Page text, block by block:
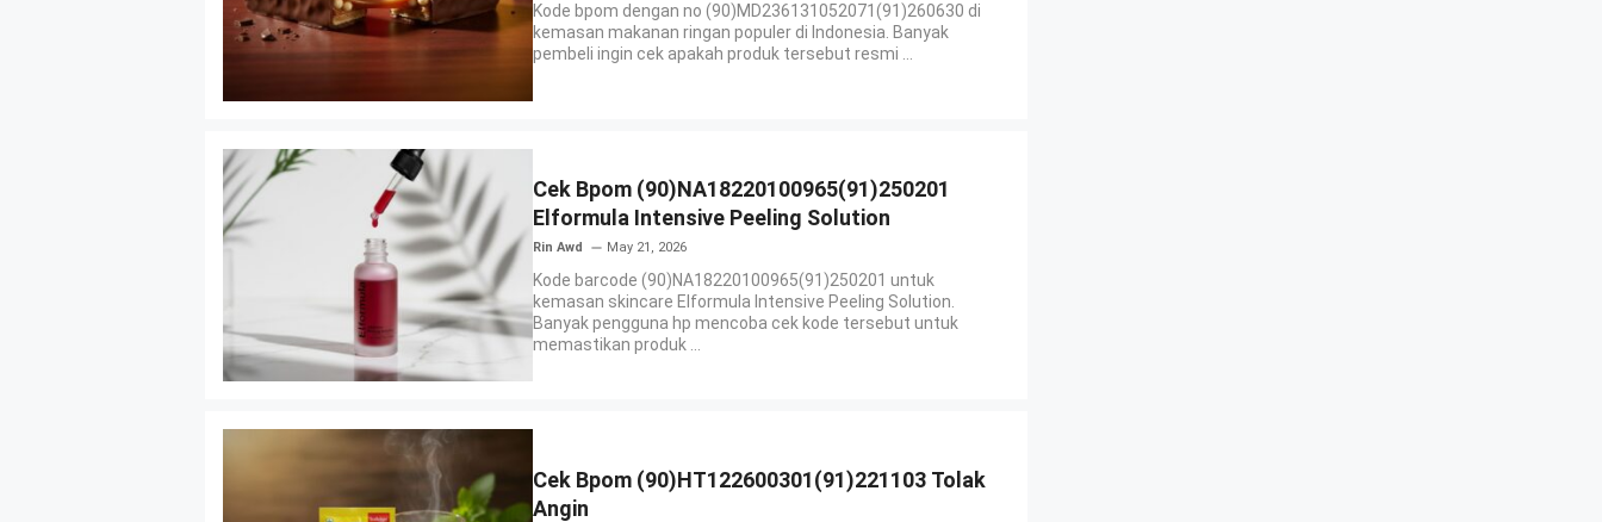
Kode bpom dengan no (90)MD236131052071(91)260630 di
kemasan makanan ringan populer di Indonesia. Banyak
pembeli ingin cek apakah produk tersebut resmi ...
Cek Bpom (90)NA18220100965(91)250201
Elformula Intensive Peeling Solution
Rin Awd May 21, 2026
Kode barcode (90)NA18220100965(91)250201 untuk
kemasan skincare Elformula Intensive Peeling Solution.
Banyak pengguna hp mencoba cek kode tersebut untuk
memastikan produk ...
Cek Bpom (90)HT122600301(91)221103 Tolak
Angin